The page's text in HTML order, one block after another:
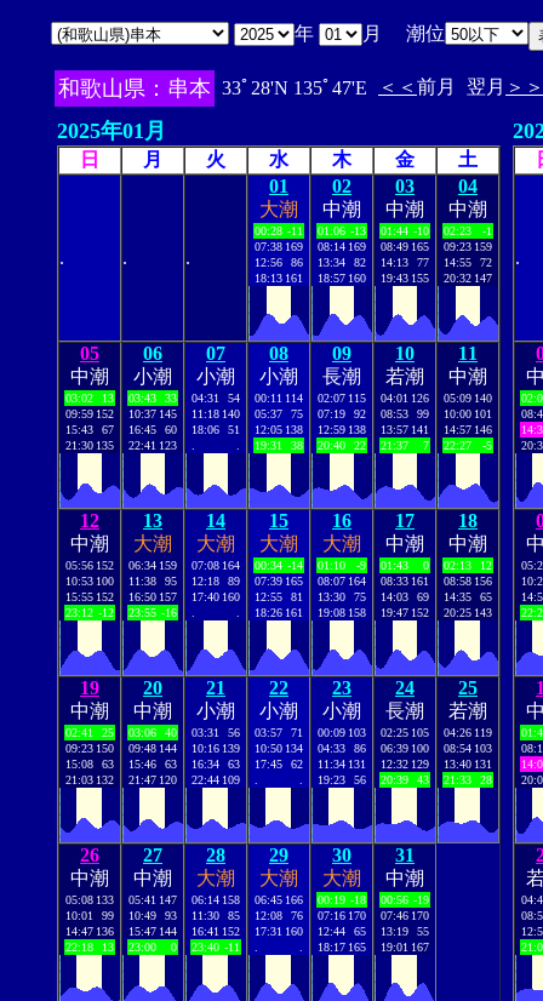
年 月 潮位
和歌山県：串本 33ﾟ28'N 135ﾟ47'E ＜＜ 前月 翌月 ＞＞
2025年01月
日 月 火 水 木 金 土
. . .
01
大潮
00:28 -11
07:38 169
12:56
86
18:13 161
02
中潮
01:06 -13
08:14 169
13:34
82
18:57 160
03
中潮
01:44 -10
08:49 165
14:13
77
19:43 155
04
中潮
02:23
-1
09:23 159
14:55
72
20:32 147
05
中潮
03:02
13
09:59 152
15:43
67
21:30 135
06
小潮
03:43
33
10:37 145
16:45
60
22:41 123
07
小潮
04:31
54
11:18 140
18:06
51
08
小潮
00:11 114
05:37
75
12:05 138
19:31
38
09
長潮
02:07 115
07:19
92
12:59 138
20:40
22
10
若潮
04:01 126
08:53
99
13:57 141
21:37
7
11
中潮
05:09 140
10:00 101
14:57 146
22:27
-5
12
中潮
05:56 152
10:53 100
15:55 152
23:12 -12
13
大潮
06:34 159
11:38
95
16:50 157
23:55 -16
14
大潮
07:08 164
12:18
89
17:40 160
15
大潮
00:34 -14
07:39 165
12:55
81
18:26 161
16
大潮
01:10
-9
08:07 164
13:30
75
19:08 158
17
中潮
01:43
0
08:33 161
14:03
69
19:47 152
18
中潮
02:13
12
08:58 156
14:35
65
20:25 143
19
中潮
02:41
25
09:23 150
15:08
63
21:03 132
20
中潮
03:06
40
09:48 144
15:46
63
21:47 120
21
小潮
03:31
56
10:16 139
16:34
63
22:44 109
22
小潮
03:57
71
10:50 134
17:45
62
23
小潮
00:09 103
04:33
86
11:34 131
19:23
56
24
長潮
02:25 105
06:39 100
12:32 129
20:39
43
25
若潮
04:26 119
08:54 103
13:40 131
21:33
28
26
中潮
05:08 133
10:01
99
14:47 136
22:18
13
27
中潮
05:41 147
10:49
93
15:47 144
23:00
0
28
大潮
06:14 158
11:30
85
16:41 152
23:40 -11
29
大潮
06:45 166
12:08
76
17:31 160
30
大潮
00:19 -18
07:16 170
12:44
65
18:17 165
31
中潮
00:56 -19
07:46 170
13:19
55
19:01 167
.